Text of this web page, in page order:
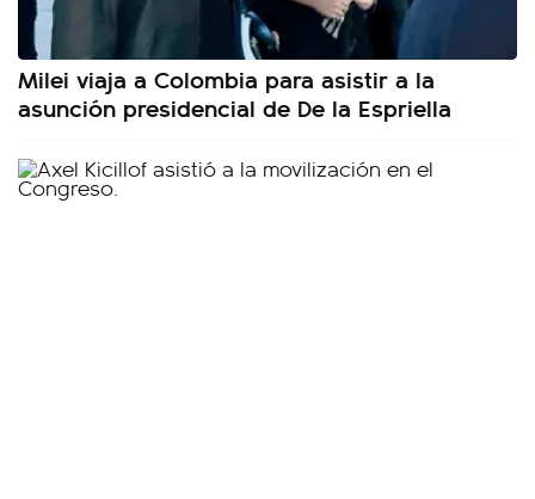
Milei viaja a Colombia para asistir a la
asunción presidencial de De la Espriella